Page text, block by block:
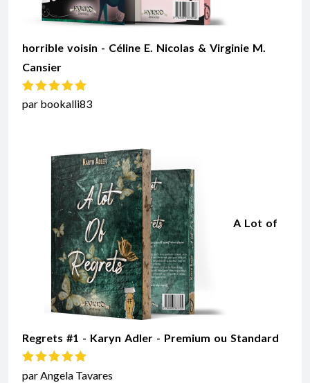
horrible voisin - Céline E. Nicolas & Virginie M.
Cansier
Note5sur 5
par bookalli83
A Lot of
Regrets #1 - Karyn Adler - Premium ou Standard
Note5sur 5
par Angela Tavares